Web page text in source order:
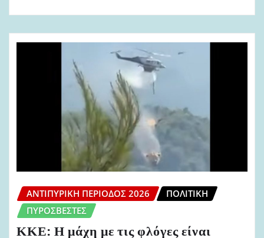
ΑΝΤΙΠΥΡΙΚΉ ΠΕΡΊΟΔΟΣ 2026
ΠΟΛΙΤΙΚΉ
ΠΥΡΟΣΒΈΣΤΕΣ
ΚΚΕ: Η μάχη με τις φλόγες είναι